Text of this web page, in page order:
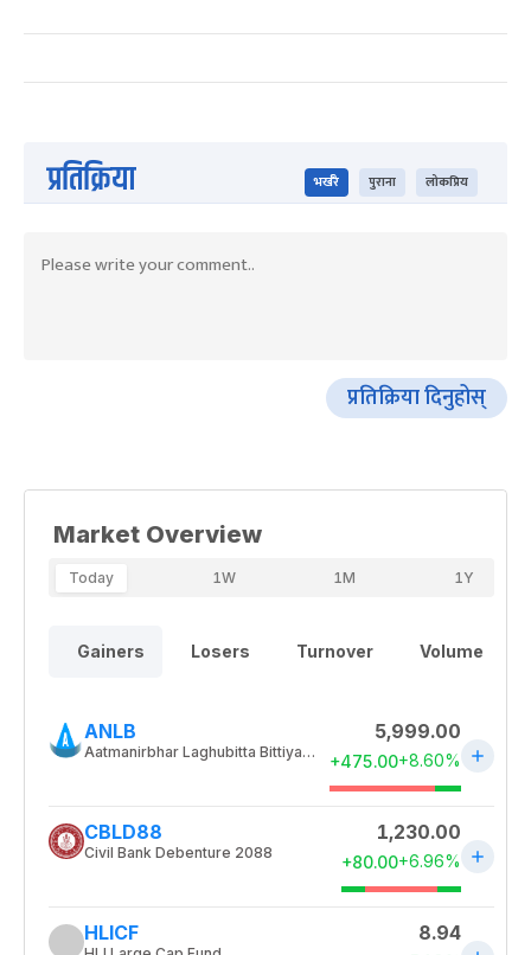
प्रतिक्रिया भर्खरै पुराना लोकप्रिय
प्रतिक्रिया दिनुहोस्